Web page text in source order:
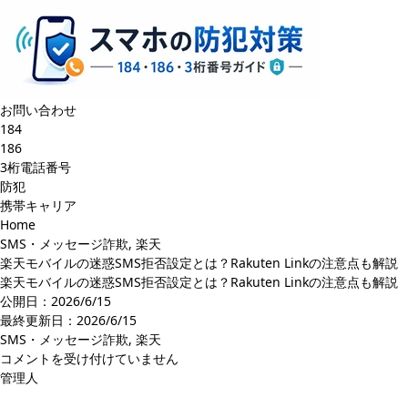
お問い合わせ
184
186
3桁電話番号
防犯
携帯キャリア
Home
SMS・メッセージ詐欺, 楽天
楽天モバイルの迷惑SMS拒否設定とは？Rakuten Linkの注意点も解説
楽天モバイルの迷惑SMS拒否設定とは？Rakuten Linkの注意点も解説
公開日：2026/6/15
最終更新日： 2026/6/15
SMS・メッセージ詐欺, 楽天
楽
天
コメントを受け付けていません
管理人